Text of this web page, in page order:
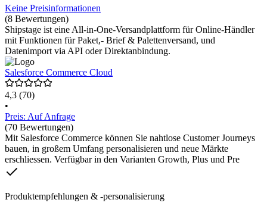
Keine Preisinformationen
(8 Bewertungen)
Shipstage ist eine All-in-One-Versandplattform für Online-Händler
mit Funktionen für Paket,- Brief & Palettenversand, und
Datenimport via API oder Direktanbindung.
Salesforce Commerce Cloud
4,3 (70)
•
Preis: Auf Anfrage
(70 Bewertungen)
Mit Salesforce Commerce können Sie nahtlose Customer Journeys
bauen, in großem Umfang personalisieren und neue Märkte
erschliessen. Verfügbar in den Varianten Growth, Plus und Pre
Produktempfehlungen & -personalisierung